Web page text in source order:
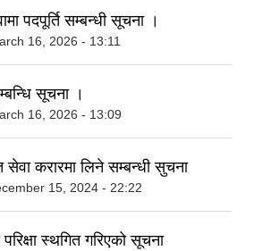
पदपूर्ति सम्बन्धी सूचना ।
16, 2026 - 13:11
सूचना ।
16, 2026 - 13:09
करारमा लिने सम्बन्धी सुचना
15, 2024 - 22:22
स्थगित गरिएको सूचना